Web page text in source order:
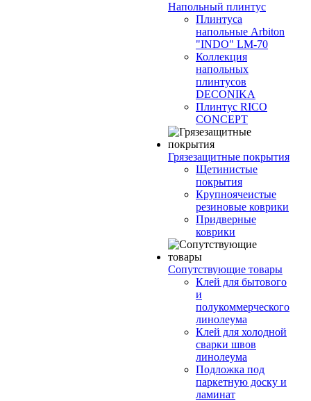
Напольный плинтус
Плинтуса
напольные Arbiton
"INDO" LM-70
Коллекция
напольных
плинтусов
DECONIKA
Плинтус RICO
CONCEPT
Грязезащитные покрытия
Щетинистые
покрытия
Крупноячеистые
резиновые коврики
Придверные
коврики
Сопутствующие товары
Клей для бытового
и
полукоммерческого
линолеума
Клей для холодной
сварки швов
линолеума
Подложка под
паркетную доску и
ламинат